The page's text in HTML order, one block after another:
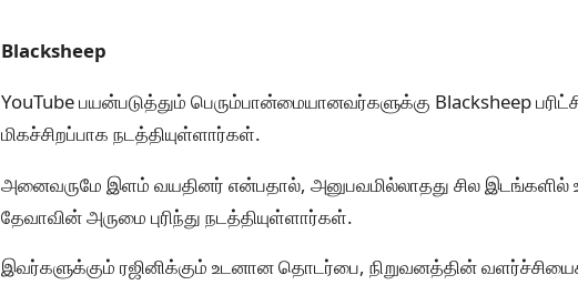
Blacksheep
YouTube பயன்படுத்தும் பெரும்பான்மையானவர்களுக்கு Blacksheep
மிகச்சிறப்பாக நடத்தியுள்ளார்கள்.
அனைவருமே இளம் வயதினர் என்பதால், அனுபவமில்லாதது சில
தேவாவின் அருமை புரிந்து நடத்தியுள்ளார்கள்.
இவர்களுக்கும் ரஜினிக்கும் உடனான தொடர்பை, நிறுவனத்தின்